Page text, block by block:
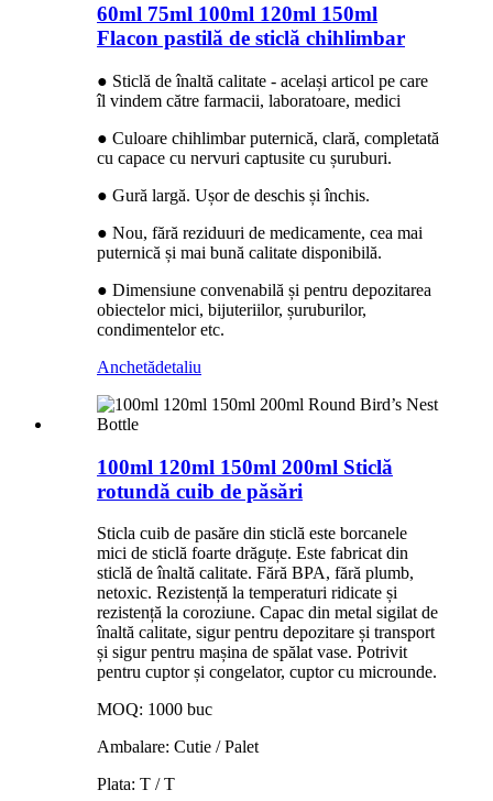
60ml 75ml 100ml 120ml 150ml
Flacon pastilă de sticlă chihlimbar
● Sticlă de înaltă calitate - același articol pe care
îl vindem către farmacii, laboratoare, medici
● Culoare chihlimbar puternică, clară, completată
cu capace cu nervuri captusite cu șuruburi.
● Gură largă. Ușor de deschis și închis.
● Nou, fără reziduuri de medicamente, cea mai
puternică și mai bună calitate disponibilă.
● Dimensiune convenabilă și pentru depozitarea
obiectelor mici, bijuteriilor, șuruburilor,
condimentelor etc.
Anchetădetaliu
100ml 120ml 150ml 200ml Sticlă
rotundă cuib de păsări
Sticla cuib de pasăre din sticlă este borcanele
mici de sticlă foarte drăguțe. Este fabricat din
sticlă de înaltă calitate. Fără BPA, fără plumb,
netoxic. Rezistență la temperaturi ridicate și
rezistență la coroziune. Capac din metal sigilat de
înaltă calitate, sigur pentru depozitare și transport
și sigur pentru mașina de spălat vase. Potrivit
pentru cuptor și congelator, cuptor cu microunde.
MOQ: 1000 buc
Ambalare: Cutie / Palet
Plata: T / T